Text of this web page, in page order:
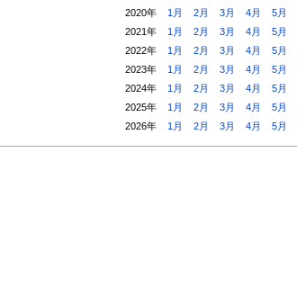
2020年
1月 2月 3月 4月 5月
2021年
1月 2月 3月 4月 5月
2022年
1月 2月 3月 4月 5月
2023年
1月 2月 3月 4月 5月
2024年
1月 2月 3月 4月 5月
2025年
1月 2月 3月 4月 5月
2026年
1月 2月 3月 4月 5月